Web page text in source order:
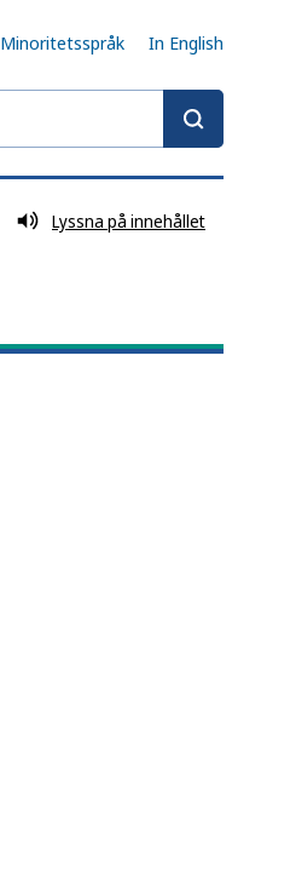
Minoritetsspråk In English
Lyssna på innehållet